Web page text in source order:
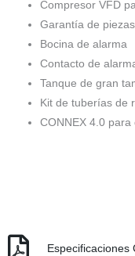
Compresor VFD
Garantía de
Bocina de alarma
Contacto de
Tanque de gran
Kit de tuberías de
CONNEX 4.0
Especificaciones